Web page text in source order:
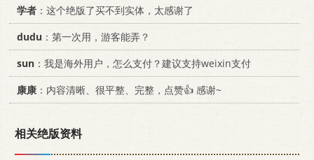
学者 ：这个绝版了买不到实体，太感谢了
dudu ：第一次用，游客能弄？
sun ：我是海外用户，怎么支付？建议支持weixin支付
康康 ：内容清晰、很平整、完整，点赞👍 感谢~
相关绝版资料